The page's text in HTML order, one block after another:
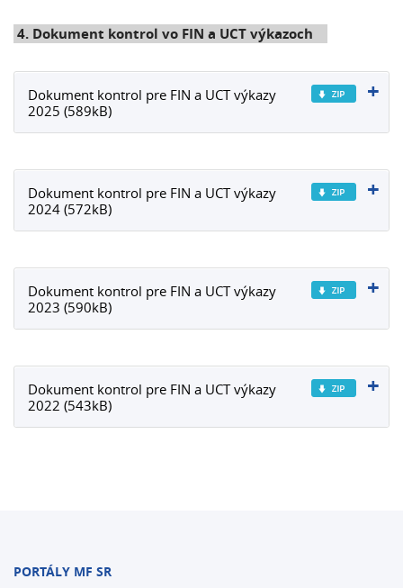
4. Dokument kontrol vo FIN a UCT výkazoch
Dokument kontrol pre FIN a UCT výkazy
2025 (589kB)
Dokument kontrol pre FIN a UCT výkazy
2024 (572kB)
Dokument kontrol pre FIN a UCT výkazy
2023 (590kB)
Dokument kontrol pre FIN a UCT výkazy
2022 (543kB)
PORTÁLY MF SR